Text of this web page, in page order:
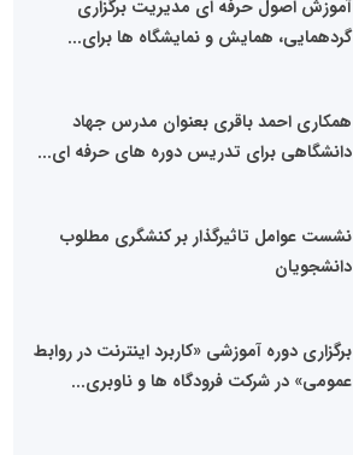
آموزش اصول حرفه ای مدیریت برگزاری
گردهمایی، همایش و نمایشگاه ها برای...
همکاری احمد باقری بعنوان مدرس جهاد
دانشگاهی برای تدریس دوره های حرفه ای...
نشست عوامل تاثیرگذار بر کنشگری مطلوب
دانشجویان
برگزاری دوره آموزشی «کاربرد اینترنت در روابط
عمومی» در شرکت فرودگاه ها و ناوبری...